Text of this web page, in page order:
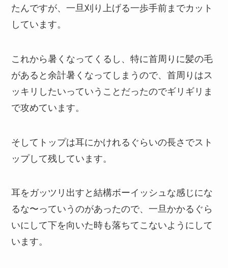
たんですが、一旦刈り上げる一歩手前までカット
しています。
これから暑くなってくるし、特に首周りに髪の毛
があると余計暑くなってしまうので、首周りはス
ッキリしたいっていうことだったのでギリギリま
で攻めています。
そしてトップは耳にかけれるぐらいの長さでスト
ップして残しています。
耳をガッツリ出すと結構ボーイッシュな感じにな
るな〜っていうのがあったので、一旦かかるぐら
いにして下を向いた時も落ちてこないようにして
います。